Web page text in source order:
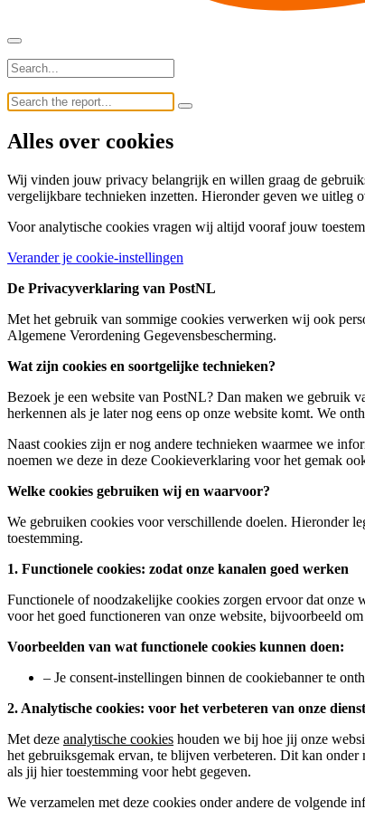
Alles over cookies
Wij vinden jouw privacy belangrijk en willen graag de
vergelijkbare technieken inzetten. Hieronder geven we uitleg
Voor analytische cookies vragen wij altijd vooraf jouw
Verander je cookie-instellingen
De Privacyverklaring van PostNL
Met het gebruik van sommige cookies verwerken wij ook
Algemene Verordening Gegevensbescherming.
Wat zijn cookies en soortgelijke technieken?
Bezoek je een website van PostNL? Dan maken we gebruik
herkennen als je later nog eens op onze website komt. We
Naast cookies zijn er nog andere technieken waarmee we
noemen we deze in deze Cookieverklaring voor het gemak
Welke cookies gebruiken wij en waarvoor?
We gebruiken cookies voor verschillende doelen. Hieronder
toestemming.
1. Functionele cookies: zodat onze kanalen goed werken
Functionele of noodzakelijke cookies zorgen ervoor dat onze
voor het goed functioneren van onze website, bijvoorbeeld
Voorbeelden van wat functionele cookies kunnen doen:
– Je consent-instellingen binnen de cookiebanner te
2. Analytische cookies: voor het verbeteren van onze
Met deze analytische cookies houden we bij hoe jij onze
het gebruiksgemak ervan, te blijven verbeteren. Dit kan
als jij hier toestemming voor hebt gegeven.
We verzamelen met deze cookies onder andere de volgende